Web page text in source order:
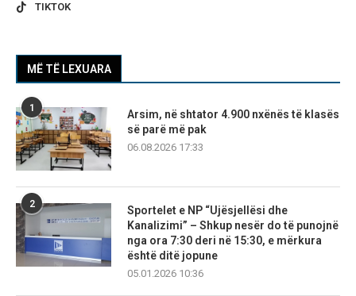
TIKTOK
MË TË LEXUARA
1
Arsim, në shtator 4.900 nxënës të klasës
së parë më pak
06.08.2026 17:33
2
Sportelet e NP “Ujësjellësi dhe
Kanalizimi” – Shkup nesër do të punojnë
nga ora 7:30 deri në 15:30, e mërkura
është ditë jopune
05.01.2026 10:36